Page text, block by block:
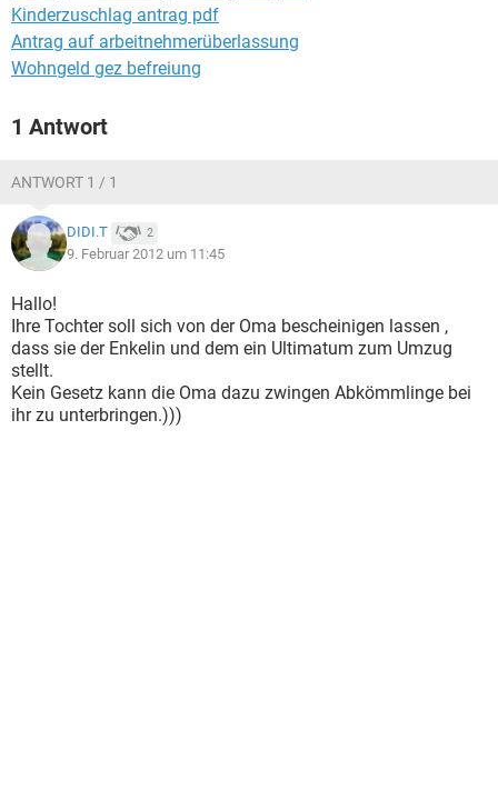
Kinderzuschlag antrag pdf
Antrag auf arbeitnehmerüberlassung
Wohngeld gez befreiung
1 Antwort
ANTWORT 1 / 1
DIDI.T 2
9. Februar 2012 um 11:45
Hallo!
Ihre Tochter soll sich von der Oma bescheinigen lassen ,
dass sie der Enkelin und dem ein Ultimatum zum Umzug
stellt.
Kein Gesetz kann die Oma dazu zwingen Abkömmlinge bei
ihr zu unterbringen.)))